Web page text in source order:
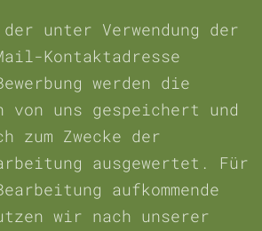
der unter Verwendung der
Kontaktadresse
werden die
von uns gespeichert und
zum Zwecke der
ausgewertet. Für
aufkommende
wir nach unserer